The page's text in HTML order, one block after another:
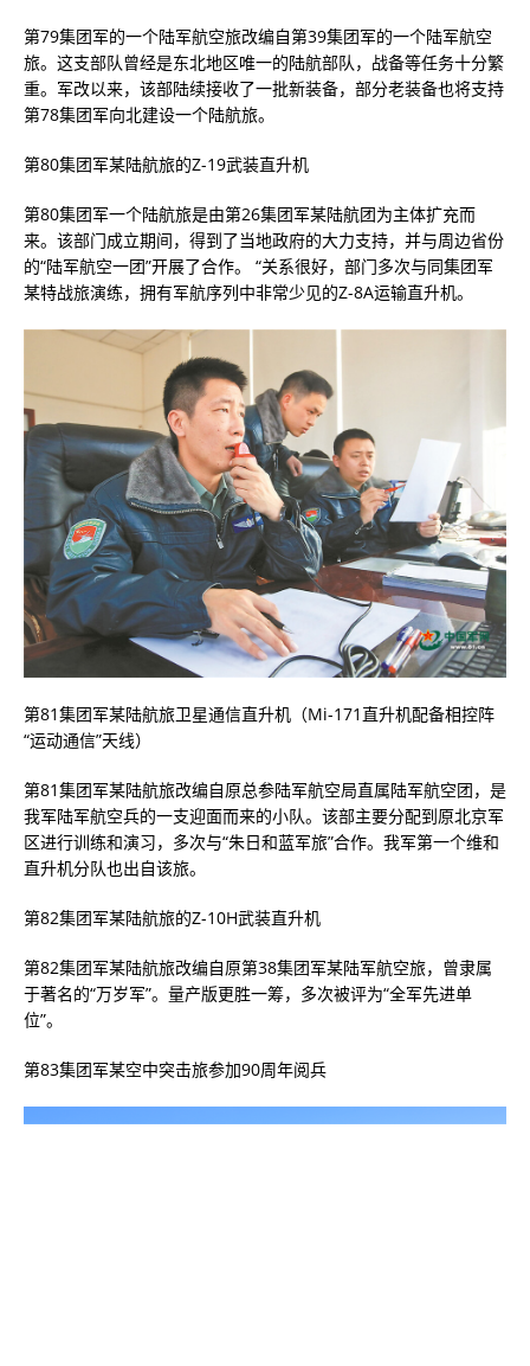
第79集团军的一个陆军航空旅改编自第39集团军的一个陆军航空
旅。这支部队曾经是东北地区唯一的陆航部队，战备等任务十分繁
重。军改以来，该部陆续接收了一批新装备，部分老装备也将支持
第78集团军向北建设一个陆航旅。
第80集团军某陆航旅的Z-19武装直升机
第80集团军一个陆航旅是由第26集团军某陆航团为主体扩充而
来。该部门成立期间，得到了当地政府的大力支持，并与周边省份
的“陆军航空一团”开展了合作。 “关系很好，部门多次与同集团军
某特战旅演练，拥有军航序列中非常少见的Z-8A运输直升机。
第81集团军某陆航旅卫星通信直升机（Mi-171直升机配备相控阵
“运动通信”天线）
第81集团军某陆航旅改编自原总参陆军航空局直属陆军航空团，是
我军陆军航空兵的一支迎面而来的小队。该部主要分配到原北京军
区进行训练和演习，多次与“朱日和蓝军旅”合作。我军第一个维和
直升机分队也出自该旅。
第82集团军某陆航旅的Z-10H武装直升机
第82集团军某陆航旅改编自原第38集团军某陆军航空旅，曾隶属
于著名的“万岁军”。量产版更胜一筹，多次被评为“全军先进单
位”。
第83集团军某空中突击旅参加90周年阅兵